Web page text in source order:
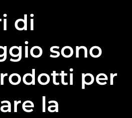
di
sono
per
la